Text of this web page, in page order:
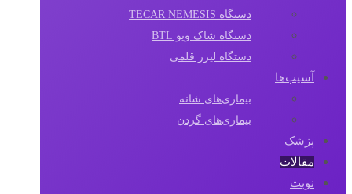
دستگاه TECAR NEMESIS
دستگاه شاک ویو BTL
دستگاه لیزر قلمی
آسیب‌ها
بیماری‌های شانه
بیماری‌های گردن
پزشک
مقالات‌
نوبت